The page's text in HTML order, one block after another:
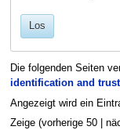
Los
Die folgenden Seiten
identification and
Angezeigt wird ein
Zeige (vorherige 50|